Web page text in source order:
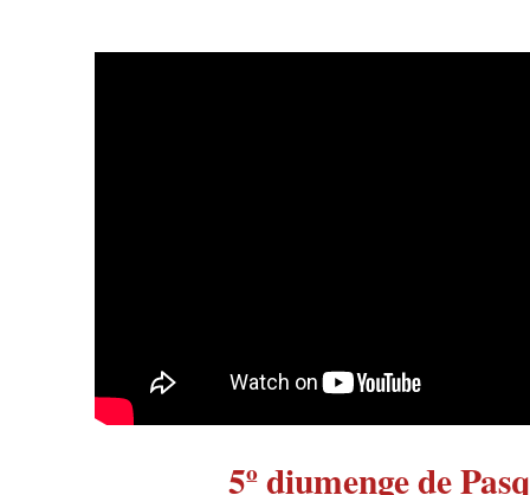
5º diumenge de